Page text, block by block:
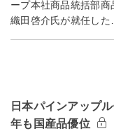
ープ本社商品統括部商
織田啓介氏が就任し
日本パインアップ
年も国産品優位